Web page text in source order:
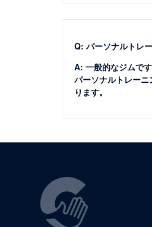
Q: パーソナルトレ
A: 一般的なジムで
パーソナルトレー
ります。